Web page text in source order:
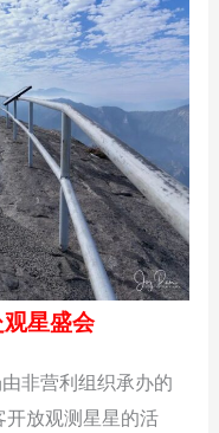
星盛会
非营利组织承办的
放观测星星的活